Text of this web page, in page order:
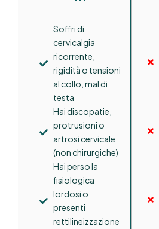
Soffri di
cervicalgia
ricorrente,
rigidità o tensioni
al collo, mal di
testa
Hai discopatie,
protrusioni o
artrosi cervicale
(non chirurgiche)
Hai perso la
fisiologica
lordosi o
presenti
rettilineizzazione